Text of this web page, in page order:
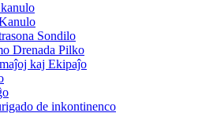
Sondilo
Drenada Pilko
kaj Ekipaĵo
de inkontinenco